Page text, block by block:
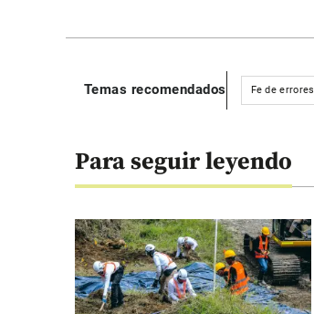
Temas recomendados Fe de errores
Para seguir leyendo